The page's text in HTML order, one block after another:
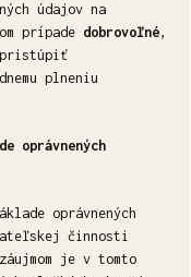
údajov na
prípade dobrovoľné,
pristúpiť
plneniu
oprávnených
oprávnených
činnosti
je v tomto